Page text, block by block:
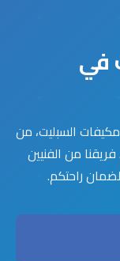
في
السبليت، من
من الفنيين
راحتكم.